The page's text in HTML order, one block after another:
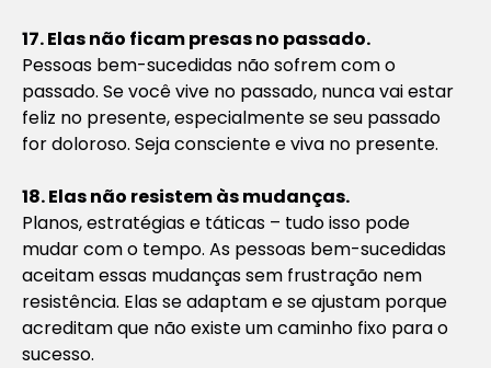
17. Elas não ficam presas no passado.
Pessoas bem-sucedidas não sofrem com o
passado. Se você vive no passado, nunca vai estar
feliz no presente, especialmente se seu passado
for doloroso. Seja consciente e viva no presente.
18. Elas não resistem às mudanças.
Planos, estratégias e táticas – tudo isso pode
mudar com o tempo. As pessoas bem-sucedidas
aceitam essas mudanças sem frustração nem
resistência. Elas se adaptam e se ajustam porque
acreditam que não existe um caminho fixo para o
sucesso.